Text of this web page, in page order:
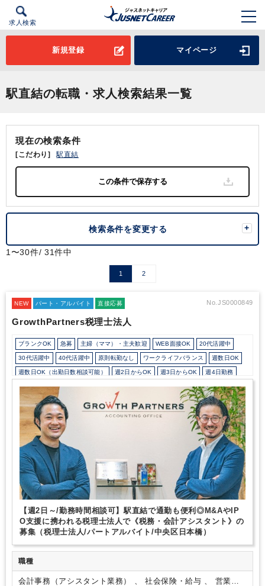
求人検索
新規登録 マイページ
駅直結の転職・求人検索結果一覧
1 2
NEW パート・アルバイト 直接応募 No.JS0000849
GrowthPartners税理士法人
ブランクOK 急募 主婦（ママ）・主夫歓迎 WEB面接OK 20代活躍中
30代活躍中 40代活躍中 原則転勤なし ワークライフバランス 週数日OK
週数日OK（出勤日数相談可能） 週2日からOK 週3日からOK 週4日勤務
週5日勤務 時短勤務の相談OK 勤務開始時間の相談OK
勤務終了時間の相談OK 10時以降出社OK 定時早め
16時以前退社OK 1日5時間以内でもOK 時短OK
1日7時間未満勤務OK 残業少なめ
残業月10時間未満
駅から徒歩5分以内 駅直結 オフィスカジュアルOK
ドリンクサービスあり フリーアドレス Wワーク可能（副業禁止規定なし）
バイク・自転車通勤OK ルーティンワークがメイン 教育環境が充実
社内システム等のOJT 業務手順等のOJT 業界知識・専門用語等のOJT
土日祝休み 平日休みあり 完全週休2日制 EXCELのスキルが活かせる
弥生会計 freee
【週2日～/勤務時間相談可】駅直結で通勤も便利◎M&AやIP
O支援に携われる税理士法人で《税務・会計アシスタント》の
募集（税理士法人/パートアルバイト/中央区日本橋）
職種
会計事務（アシスタント業務） 、 社会保険・給与 、 営業事
現在の検索条件
[こだわり] 駅直結
検索条件を変更する
1〜30件/ 31件中